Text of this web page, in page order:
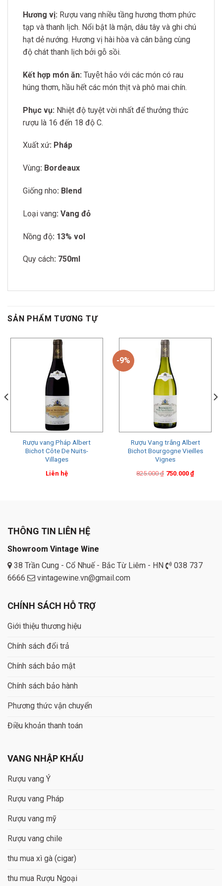
Hương vị: Rượu vang nhiều tầng hương thơm phức
tạp và thanh lịch. Nổi bật là mận, dâu tây và ghi chú
hạt dẻ nướng. Hương vị hài hòa và cân bằng cùng
độ chát thanh lịch bởi gỗ sồi.
Kết hợp món ăn: Tuyệt hảo với các món có rau
húng thơm, hầu hết các món thịt và phô mai chín.
Phục vụ: Nhiệt độ tuyệt vời nhất để thưởng thức
rượu là 16 đến 18 độ C.
Xuất xứ: Pháp
Vùng: Bordeaux
Giống nho: Blend
Loại vang: Vang đỏ
Nồng độ: 13% vol
Quy cách: 750ml
SẢN PHẨM TƯƠNG TỰ
Rượu vang Pháp Albert
Bichot Côte De Nuits-
Villages
Liên hệ
-9%
Rượu Vang trắng Albert
Bichot Bourgogne Vieilles
Vignes
825.000₫
Original
750.000 ₫
Current
THÔNG TIN LIÊN HỆ
Showroom Vintage Wine
38 Trần Cung - Cổ Nhuế - Bắc Từ Liêm - HN
038 737
6666
vintagewine.vn@gmail.com
CHÍNH SÁCH HỖ TRỢ
Giới thiệu thương hiệu
Chính sách đổi trả
Chính sách bảo mật
Chính sách bảo hành
Phương thức vận chuyển
Điều khoản thanh toán
VANG NHẬP KHẨU
Rượu vang Ý
Rượu vang Pháp
Rượu vang mỹ
Rượu vang chile
thu mua xì gà (cigar)
thu mua Rượu Ngoại